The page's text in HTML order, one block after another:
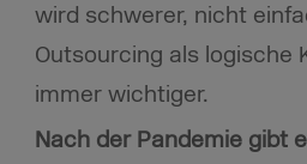
wird schwerer, nicht
Outsourcing als logische
immer wichtiger.
Nach der Pandemie gibt